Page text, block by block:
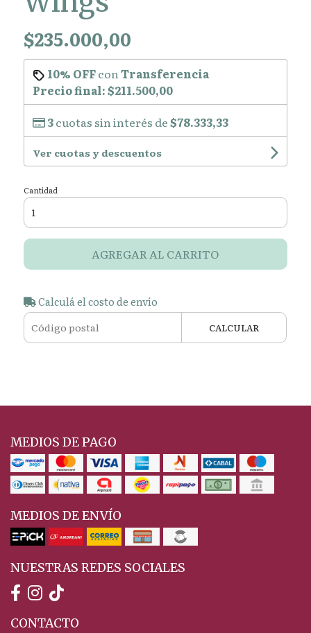
$235.000,00
10% OFFcon Transferencia
Precio final:$211.500,00
3cuotas sin interés de$78.333,33
Ver cuotas y descuentos
Cantidad
AGREGAR AL CARRITO
Calculá el costo de envío
CALCULAR
MEDIOS DE PAGO
MEDIOS DE ENVÍO
NUESTRAS REDES SOCIALES
CONTACTO